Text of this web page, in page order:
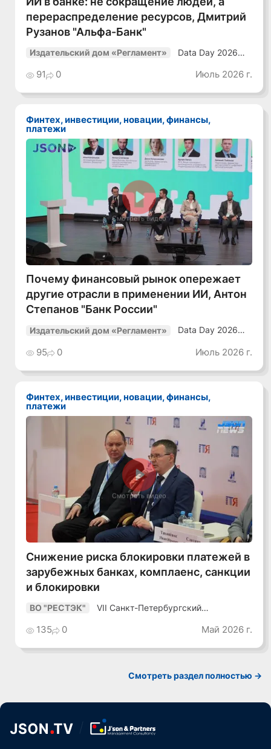
перераспределение ресурсов, Дмитрий
Рузанов "Альфа-Банк"
Издательский дом «Регламент»
Data Day 2026
Как сохранять
уверенный курс
среде»
91 0 Июль 2026 г.
Финтех, инвестиции, новации, финансы,
платежи
Смотреть видео
Почему финансовый рынок опережает
другие отрасли в применении ИИ, Антон
Степанов "Банк России"
Издательский дом «Регламент»
Data Day 2026
Как сохранять
уверенный курс
среде»
95 0 Июль 2026 г.
Финтех, инвестиции, новации, финансы,
платежи
Смотреть видео
Снижение риска блокировки платежей в
зарубежных банках, комплаенс, санкции
и блокировки
ВО "РЕСТЭК"
VII Санкт-Петербургский
135 0 Май 2026 г.
Смотреть раздел полностью ->